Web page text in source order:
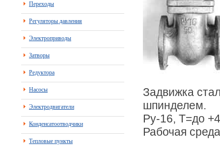
Переходы
Регуляторы давления
Электроприводы
Затворы
Редуктора
Насосы
Электродвигатели
Конденсатоотводчики
Тепловые пункты
Задвижка
шпинделем.
Ру-16, Т=до
Рабочая